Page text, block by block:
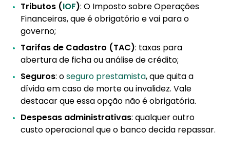
Tributos (IOF): O Imposto sobre Operações
Financeiras, que é obrigatório e vai para o
governo;
Tarifas de Cadastro (TAC): taxas para
abertura de ficha ou análise de crédito;
Seguros: oseguro prestamista, que quita a
dívida em caso de morte ou invalidez. Vale
destacar que essa opção não é obrigatória.
Despesas administrativas: qualquer outro
custo operacional que o banco decida repassar.